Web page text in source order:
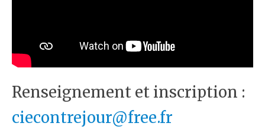
Renseignement et inscription :
ciecontrejour@free.fr